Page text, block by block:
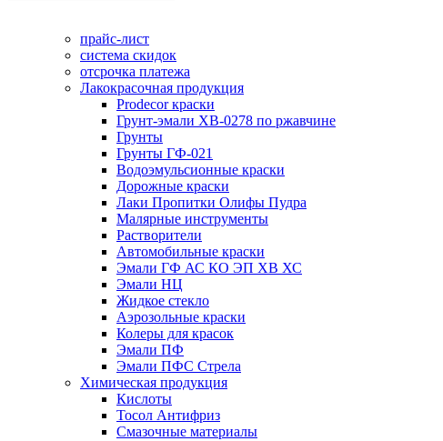
прайс-лист
система скидок
отсрочка платежа
Лакокрасочная продукция
Prodecor краски
Грунт-эмали ХВ-0278 по ржавчине
Грунты
Грунты ГФ-021
Водоэмульсионные краски
Дорожные краски
Лаки Пропитки Олифы Пудра
Малярные инструменты
Растворители
Автомобильные краски
Эмали ГФ АС КО ЭП ХВ ХС
Эмали НЦ
Жидкое стекло
Аэрозольные краски
Колеры для красок
Эмали ПФ
Эмали ПФС Стрела
Химическая продукция
Кислоты
Тосол Антифриз
Смазочные материалы